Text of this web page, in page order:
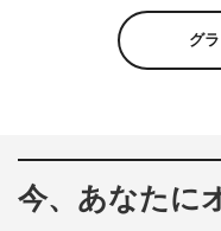
Travis Japanが踊って
ってしまった分、リハ
続けて、今一番何がし
りたい、もっと。それ
グ
今、あなたに